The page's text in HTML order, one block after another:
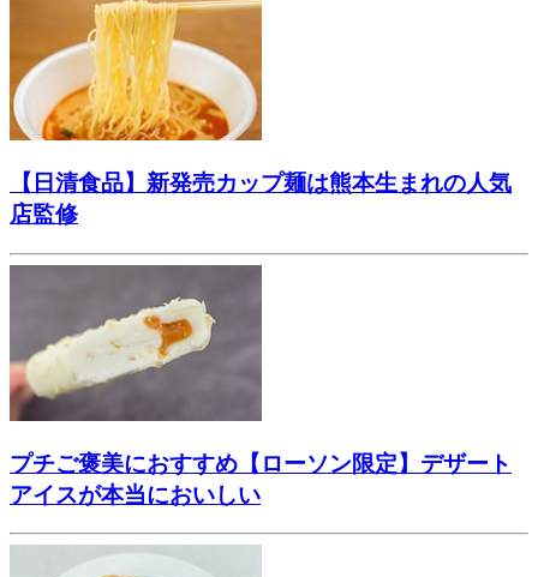
【日清食品】新発売カップ麺は熊本生まれの人気
店監修
プチご褒美におすすめ【ローソン限定】デザート
アイスが本当においしい